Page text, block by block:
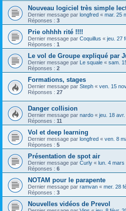
Nouveau logiciel très simple
Dernier message par longfred « mar. 25
Réponses : 3
Prie ohhhh rité !!!!
Dernier message par Coquillus « jeu. 27
Réponses : 1
Le vol de Groupe expliqué par
Dernier message par Le squale « sam.
Réponses : 2
Formations, stages
Dernier message par Steph « ven. 15
Réponses : 27
Danger collision
Dernier message par nardo « jeu. 18
Réponses : 11
Vol et deep learning
Dernier message par longfred « ven. 8
Réponses : 5
Présentation de spot air
Dernier message par Curly « lun. 4 mars
Réponses : 6
NOTAM pour le parapente
Dernier message par ramvan « mer. 28
Réponses : 3
Nouvelles vidéos de Prevol